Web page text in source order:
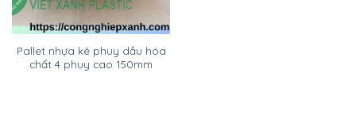
Pallet nhựa kê phuy dầu hóa
chất 4 phuy cao 150mm